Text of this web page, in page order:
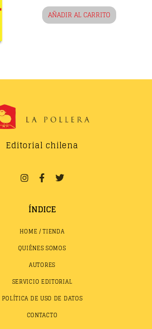
AÑADIR AL CARRITO
Editorial chilena
ÍNDICE
HOME / TIENDA
QUIÉNES SOMOS
AUTORES
SERVICIO EDITORIAL
POLÍTICA DE USO DE DATOS
CONTACTO